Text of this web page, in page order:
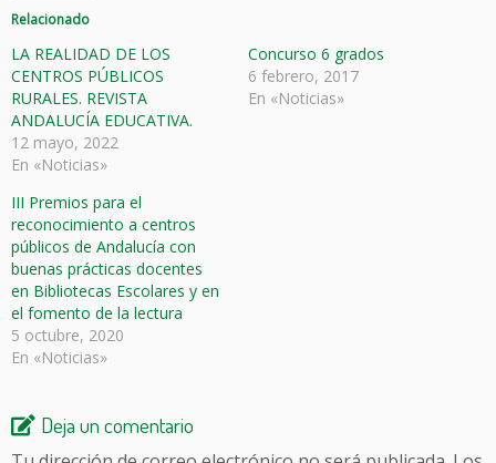
Relacionado
LA REALIDAD DE LOS
CENTROS PÚBLICOS
RURALES. REVISTA
ANDALUCÍA EDUCATIVA.
12 mayo, 2022
En «Noticias»
Concurso 6 grados
6 febrero, 2017
En «Noticias»
III Premios para el
reconocimiento a centros
públicos de Andalucía con
buenas prácticas docentes
en Bibliotecas Escolares y en
el fomento de la lectura
5 octubre, 2020
En «Noticias»
Deja un comentario